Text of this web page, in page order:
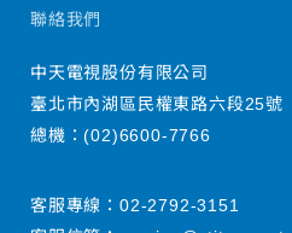
聯絡我們
中天電視股份有限公司
臺北市內湖區民權東路六段25號
總機：(02)6600-7766
客服專線： 02-2792-3151